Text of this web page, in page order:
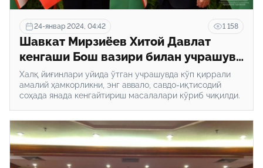
24-январ 2024, 04:42 1 158
Шавкат Мирзиёев Хитой Давлат
кенгаши Бош вазири билан учрашув
ўтказди
Халқ йиғинлари уйида ўтган учрашувда кўп қиррали
амалий ҳамкорликни, энг аввало, савдо-иқтисодий
соҳада янада кенгайтириш масалалари кўриб чиқилди.